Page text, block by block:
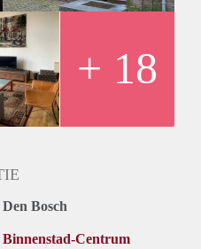
ruimte ingericht en geeft
+ 18
Den Bosch
Binnenstad-Centrum